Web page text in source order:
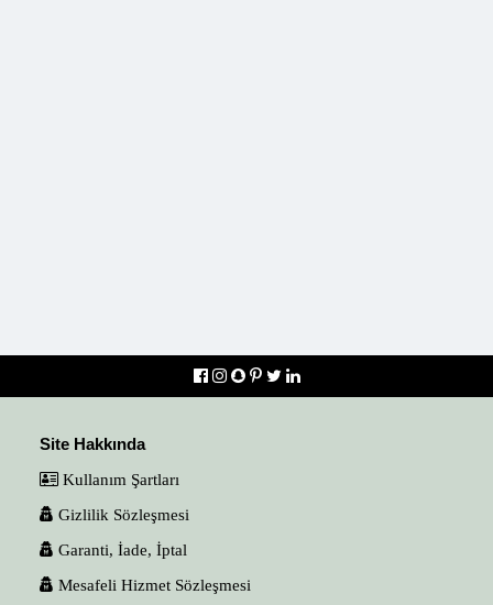
Site Hakkında
Kullanım Şartları
Gizlilik Sözleşmesi
Garanti, İade, İptal
Mesafeli Hizmet Sözleşmesi